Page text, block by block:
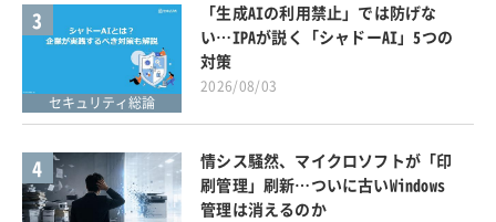
3
セキュリティ総論
「生成AIの利用禁止」では防げな
い…IPAが説く「シャドーAI」5つの
対策
2026/08/03
4
情シス騒然、マイクロソフトが「印
刷管理」刷新…ついに古いWindows
管理は消えるのか